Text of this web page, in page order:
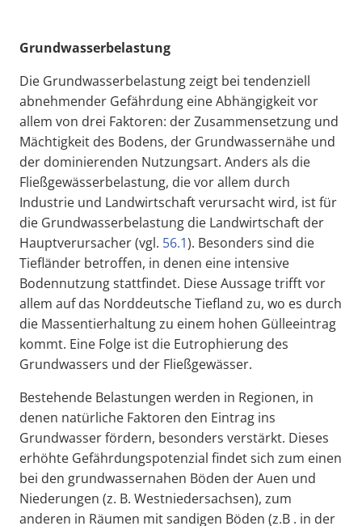
Grundwasserbelastung
Die Grundwasserbelastung zeigt bei tendenziell
abnehmender Gefährdung eine Abhängigkeit vor
allem von drei Faktoren: der Zusammensetzung und
Mächtigkeit des Bodens, der Grundwassernähe und
der dominierenden Nutzungsart. Anders als die
Fließgewässerbelastung, die vor allem durch
Industrie und Landwirtschaft verursacht wird, ist für
die Grundwasserbelastung die Landwirtschaft der
Hauptverursacher (vgl. 56.1). Besonders sind die
Tiefländer betroffen, in denen eine intensive
Bodennutzung stattfindet. Diese Aussage trifft vor
allem auf das Norddeutsche Tiefland zu, wo es durch
die Massentierhaltung zu einem hohen Gülleeintrag
kommt. Eine Folge ist die Eutrophierung des
Grundwassers und der Fließgewässer.
Bestehende Belastungen werden in Regionen, in
denen natürliche Faktoren den Eintrag ins
Grundwasser fördern, besonders verstärkt. Dieses
erhöhte Gefährdungspotenzial findet sich zum einen
bei den grundwassernahen Böden der Auen und
Niederungen (z. B. Westniedersachsen), zum
anderen in Räumen mit sandigen Böden (z.B . in der